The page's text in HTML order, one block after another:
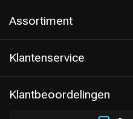
Keuze van onze Kappers
Assortiment
Klantenservice
Klantbeoordelingen